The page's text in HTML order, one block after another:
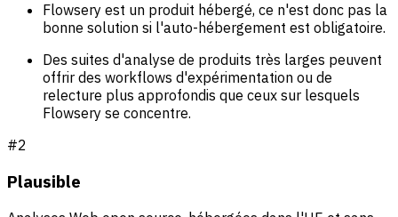
Flowsery est un produit hébergé, ce n'est donc pas la
bonne solution si l'auto-hébergement est obligatoire.
Des suites d'analyse de produits très larges peuvent
offrir des workflows d'expérimentation ou de
relecture plus approfondis que ceux sur lesquels
Flowsery se concentre.
#2
Plausible